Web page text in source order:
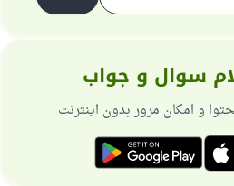
سوال و جواب
و امکان مرور بدون اینترنت